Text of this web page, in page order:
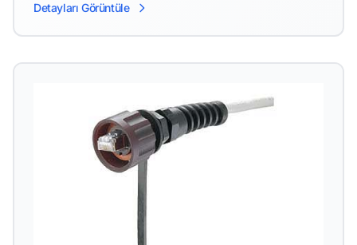
Detayları Görüntüle